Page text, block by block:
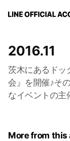
2016.11
茨木にあるドッ
会』を開催♪そ
なイベントの主
More from this